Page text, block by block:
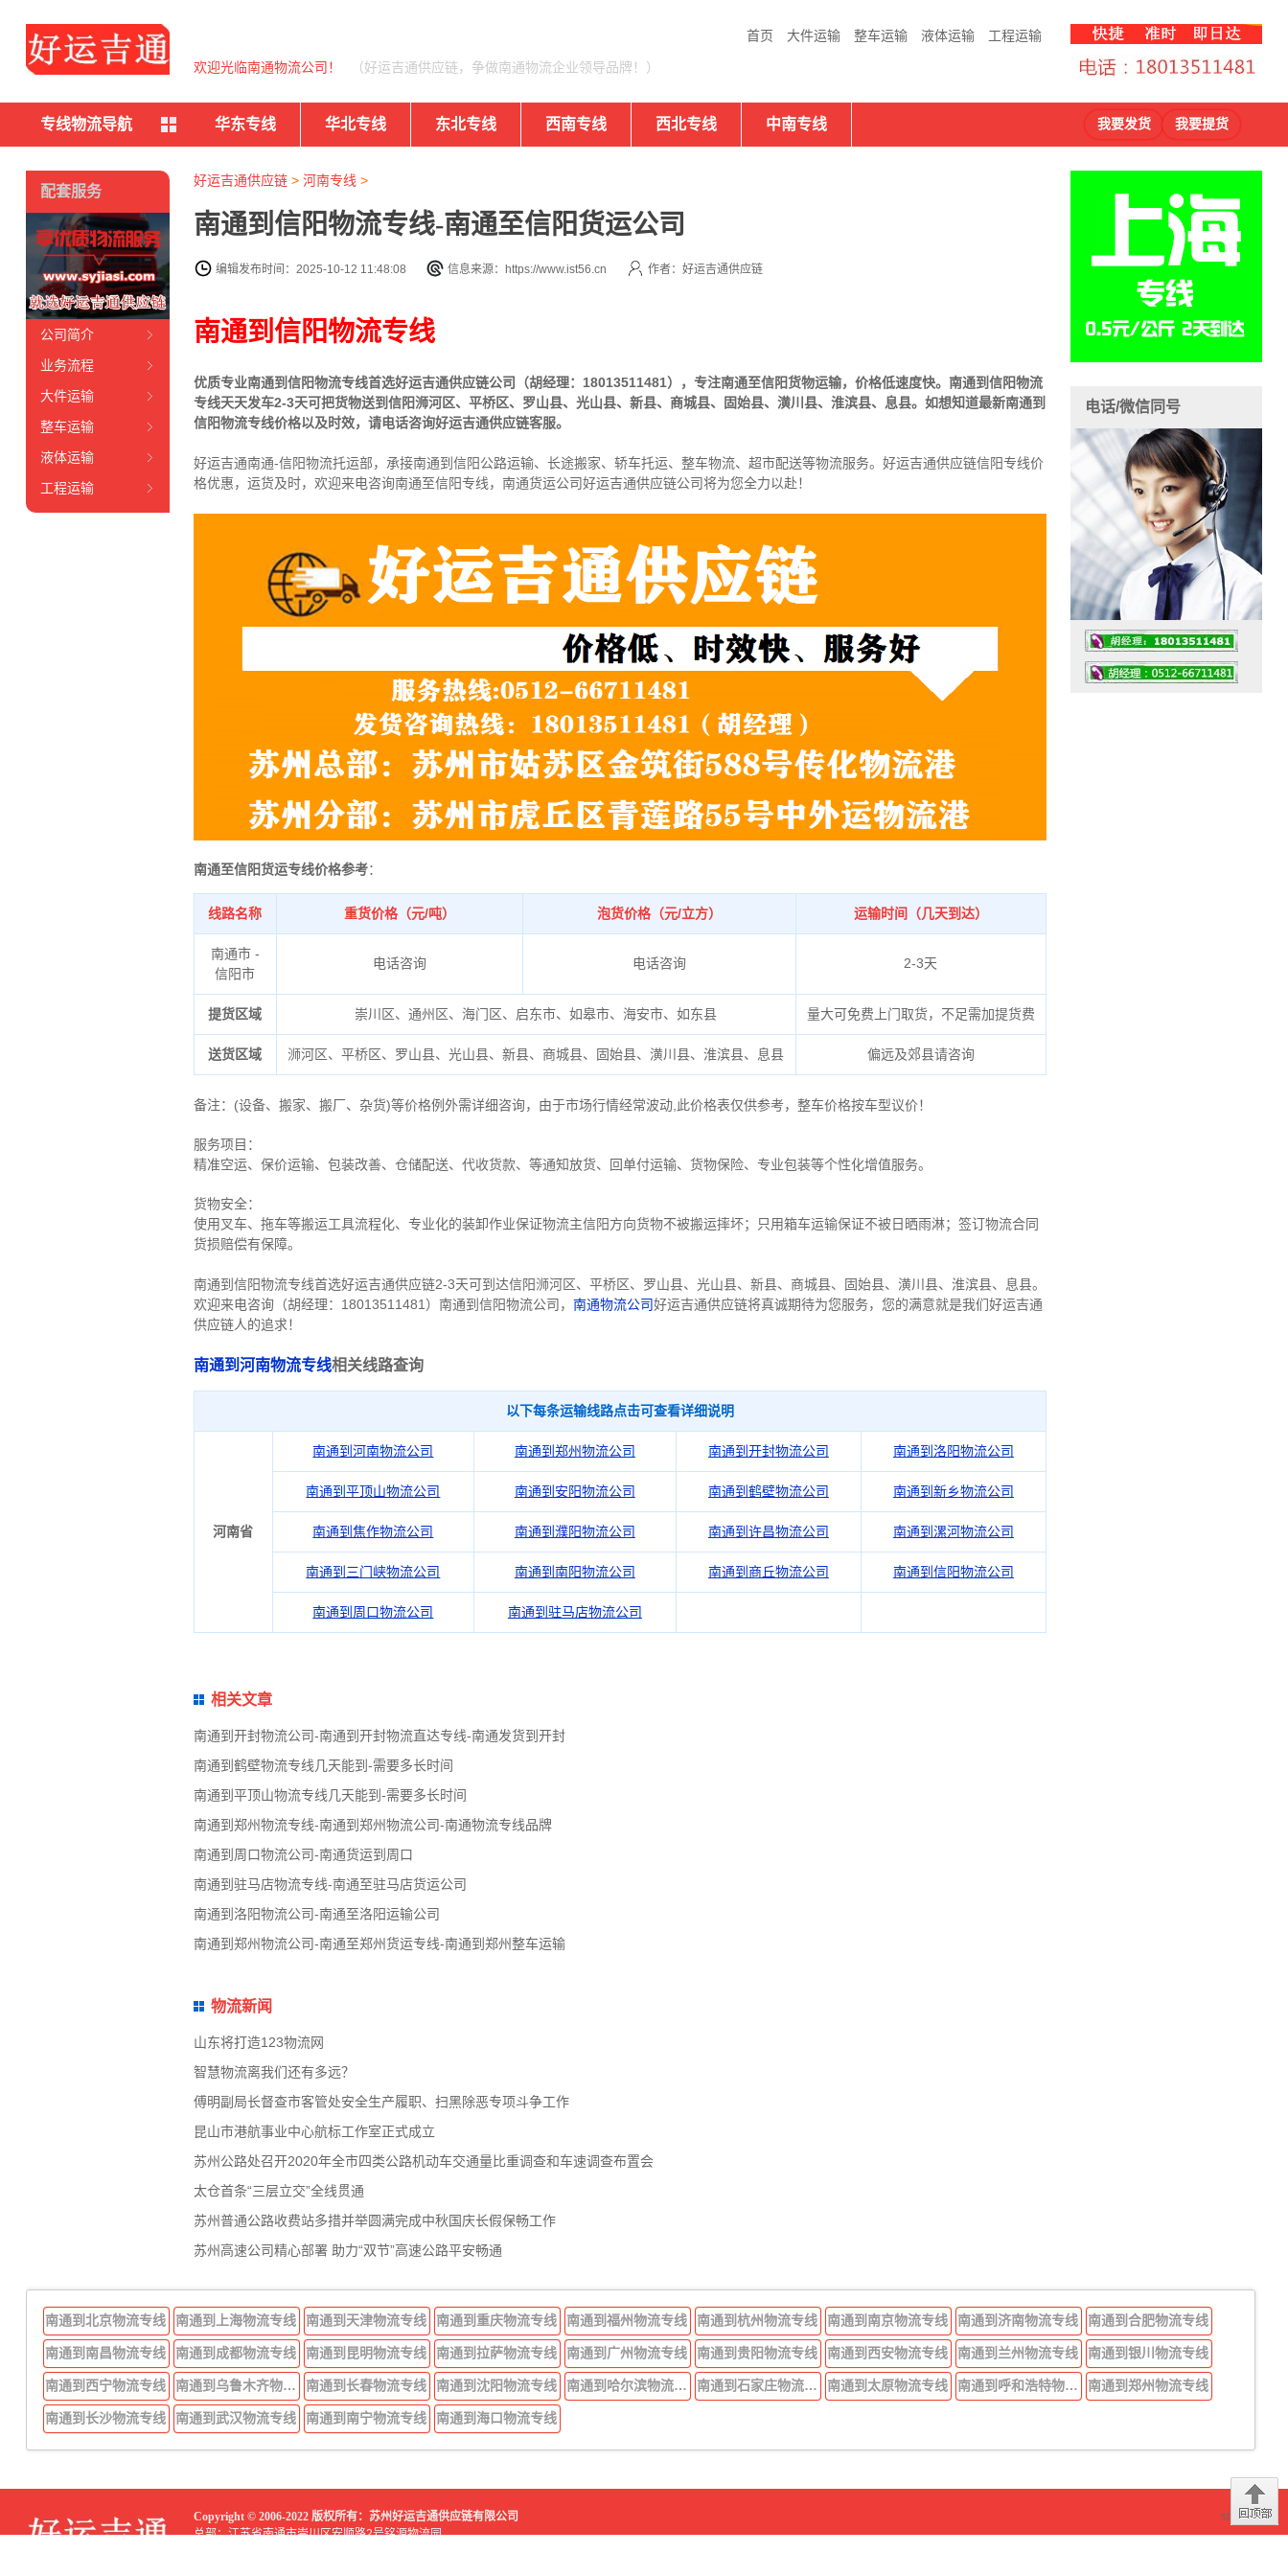
首页 大件运输 整车运输 液体运输 工程运输
欢迎光临南通物流公司！ （好运吉通供应链，争做南通物流企业领导品牌！）
专线物流导航 华东专线 华北专线 东北专线 西南专线 西北专线 中南专线 我要发货 我要提货
好运吉通供应链> 河南专线 >
南通到信阳物流专线-南通至信阳货运公司
编辑发布时间：2025-10-12 11:48:08 信息来源：https://www.ist56.cn 作者：好运吉通供应链
南通到信阳物流专线
优质专业南通到信阳物流专线首选好运吉通供应链公司（胡经理：18013511481），专注南通至信阳货物运输，价格低速度快。南通到信阳物流
专线天天发车2-3天可把货物送到信阳浉河区、平桥区、罗山县、光山县、新县、商城县、固始县、潢川县、淮滨县、息县。 如想知道最新南通到
信阳物流专线价格以及时效，请电话咨询好运吉通供应链客服。
好运吉通南通-信阳物流托运部， 承接南通到信阳公路运输、长途搬家、轿车托运、整车物流、超市配送等物流服务。 好运吉通供应链信阳专线价
格优惠，运货及时，欢迎来电咨询南通至信阳专线，南通货运公司好运吉通供应链公司将为您全力以赴！
南通至信阳货运专线价格参考：
线路名称 重货价格（元/吨） 泡货价格（元/立方） 运输时间（几天到达）
南通市 -
信阳市
电话咨询 电话咨询 2-3天
提货区域 崇川区、通州区、海门区、启东市、如皋市、海安市、如东县 量大可免费上门取货，不足需加提货费
送货区域 浉河区、平桥区、罗山县、光山县、新县、商城县、固始县、潢川县、淮滨县、息县 偏远及郊县请咨询
备注： (设备、搬家、搬厂、杂货)等价格例外需详细咨询，由于市场行情经常波动,此价格表仅供参考，整车价格按车型议价！
服务项目：
精准空运、保价运输、包装改善、仓储配送、代收货款、等通知放货、回单付运输、货物保险、专业包装等个性化增值服务。
货物安全：
使用叉车、拖车等搬运工具流程化、专业化的装卸作业保证物流主信阳方向货物不被搬运摔坏；只用箱车运输保证不被日晒雨淋；签订物流合同
货损赔偿有保障。
南通到信阳物流专线首选好运吉通供应链2-3天可到达信阳浉河区、平桥区、罗山县、光山县、新县、商城县、固始县、潢川县、淮滨县、息县。
欢迎来电咨询（胡经理：18013511481）南通到信阳物流公司， 南通物流公司好运吉通供应链将真诚期待为您服务，您的满意就是我们好运吉通
供应链人的追求！
南通到河南物流专线相关线路查询
以下每条运输线路点击可查看详细说明
河南省
南通到河南物流公司 南通到郑州物流公司 南通到开封物流公司 南通到洛阳物流公司
南通到平顶山物流公司 南通到安阳物流公司 南通到鹤壁物流公司 南通到新乡物流公司
南通到焦作物流公司 南通到濮阳物流公司 南通到许昌物流公司 南通到漯河物流公司
南通到三门峡物流公司 南通到南阳物流公司 南通到商丘物流公司 南通到信阳物流公司
南通到周口物流公司 南通到驻马店物流公司
相关文章
南通到开封物流公司-南通到开封物流直达专线-南通发货到开封
南通到鹤壁物流专线几天能到-需要多长时间
南通到平顶山物流专线几天能到-需要多长时间
南通到郑州物流专线-南通到郑州物流公司-南通物流专线品牌
南通到周口物流公司-南通货运到周口
南通到驻马店物流专线-南通至驻马店货运公司
南通到洛阳物流公司-南通至洛阳运输公司
南通到郑州物流公司-南通至郑州货运专线-南通到郑州整车运输
物流新闻
山东将打造123物流网
智慧物流离我们还有多远？
傅明副局长督查市客管处安全生产履职、扫黑除恶专项斗争工作
昆山市港航事业中心航标工作室正式成立
苏州公路处召开2020年全市四类公路机动车交通量比重调查和车速调查布置会
太仓首条“三层立交”全线贯通
苏州普通公路收费站多措并举圆满完成中秋国庆长假保畅工作
苏州高速公司精心部署 助力“双节”高速公路平安畅通
配套服务
公司简介
业务流程
大件运输
整车运输
液体运输
工程运输
电话/微信同号
南通到北京物流专线 南通到上海物流专线 南通到天津物流专线 南通到重庆物流专线 南通到福州物流专线 南通到杭州物流专线 南通到南京物流专线 南通到济南物流专线 南通到合肥物流专线
南通到南昌物流专线 南通到成都物流专线 南通到昆明物流专线 南通到拉萨物流专线 南通到广州物流专线 南通到贵阳物流专线 南通到西安物流专线 南通到兰州物流专线 南通到银川物流专线
南通到西宁物流专线 南通到乌鲁木齐物流专线 南通到长春物流专线 南通到沈阳物流专线 南通到哈尔滨物流专线 南通到石家庄物流专线 南通到太原物流专线 南通到呼和浩特物流专线 南通到郑州物流专线
南通到长沙物流专线 南通到武汉物流专线 南通到南宁物流专线 南通到海口物流专线
sitemap
Copyright © 2006-2022 版权所有：苏州好运吉通供应链有限公司
总部：江苏省南通市崇川区安顺路2号铭源物流园